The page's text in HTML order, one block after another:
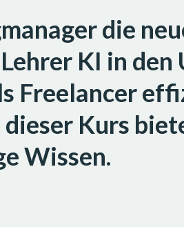
die
KI in
Freelancer
Kurs
Wissen.